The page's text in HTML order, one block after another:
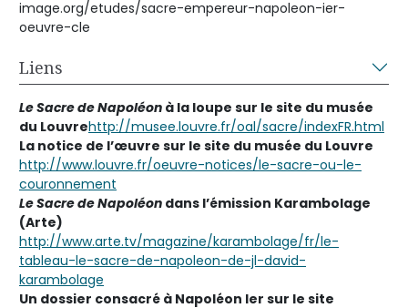
image.org/etudes/sacre-empereur-napoleon-ier-
oeuvre-cle
Liens
Le Sacre de Napoléon à la loupe sur le site du musée
du Louvrehttp://musee.louvre.fr/oal/sacre/indexFR.html
La notice de l’œuvre sur le site du musée du Louvre
http://www.louvre.fr/oeuvre-notices/le-sacre-ou-le-
couronnement
Le Sacre de Napoléon dans l’émission Karambolage
(Arte)
http://www.arte.tv/magazine/karambolage/fr/le-
tableau-le-sacre-de-napoleon-de-jl-david-
karambolage
Un dossier consacré à Napoléon Ier sur le site